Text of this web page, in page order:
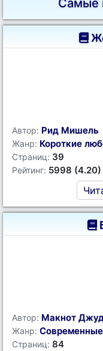
Самые
Автор: Рид Мишель
Жанр: Короткие
Страниц: 39
Рейтинг: 5998 (4.20)
Автор: Макнот
Жанр:
Страниц: 84